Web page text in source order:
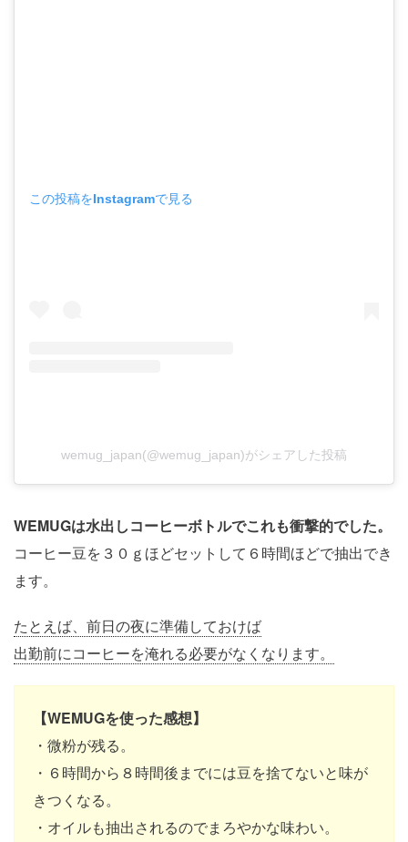
この投稿をInstagramで見る
wemug_japan(@wemug_japan)がシェアした投稿
WEMUGは水出しコーヒーボトルでこれも衝撃的でした。
コーヒー豆を３０ｇほどセットして６時間ほどで抽出でき
ます。
たとえば、前日の夜に準備しておけば
出勤前にコーヒーを淹れる必要がなくなります。
【WEMUGを使った感想】
・微粉が残る。
・６時間から８時間後までには豆を捨てないと味が
きつくなる。
・オイルも抽出されるのでまろやかな味わい。